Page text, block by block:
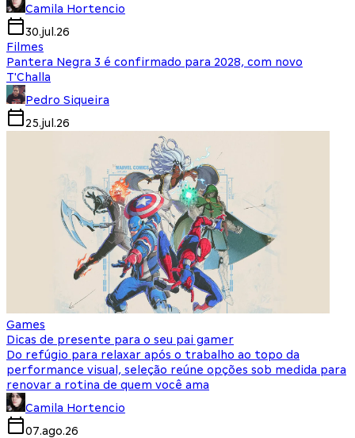
Camila Hortencio
30.jul.26
Filmes
Pantera Negra 3 é confirmado para 2028, com novo
T'Challa
Pedro Siqueira
25.jul.26
Games
Dicas de presente para o seu pai gamer
Do refúgio para relaxar após o trabalho ao topo da
performance visual, seleção reúne opções sob medida para
renovar a rotina de quem você ama
Camila Hortencio
07.ago.26